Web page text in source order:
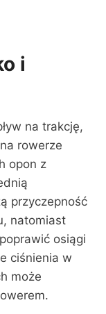
i
na trakcję,
rowerze
opon z
przyczepność
natomiast
osiągi
ciśnienia w
może